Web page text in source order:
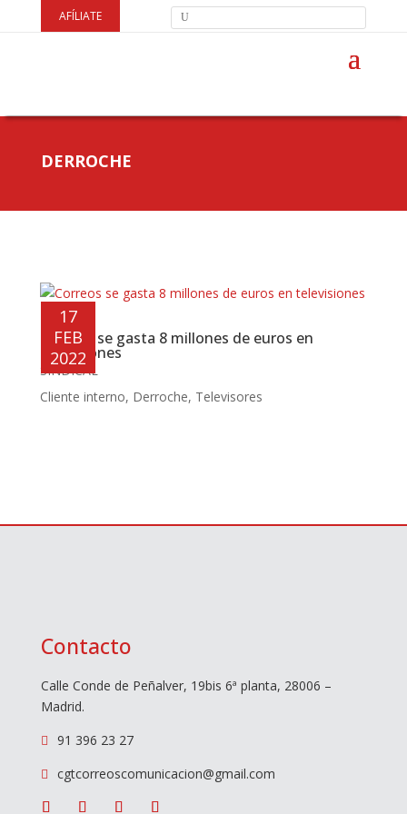
AFÍLIATE
DERROCHE
Correos se gasta 8 millones de euros en
televisiones
17
FEB
2022
SINDICAL
Cliente interno, Derroche, Televisores
Contacto
Calle Conde de Peñalver, 19bis 6ª planta, 28006 –
Madrid.
 91 396 23 27
 cgtcorreoscomunicacion@gmail.com